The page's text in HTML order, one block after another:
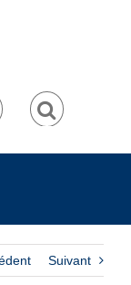
Suivant